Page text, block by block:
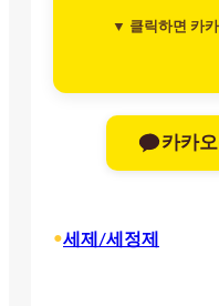
▼ 클릭하면 카
카카
•세제/세정제